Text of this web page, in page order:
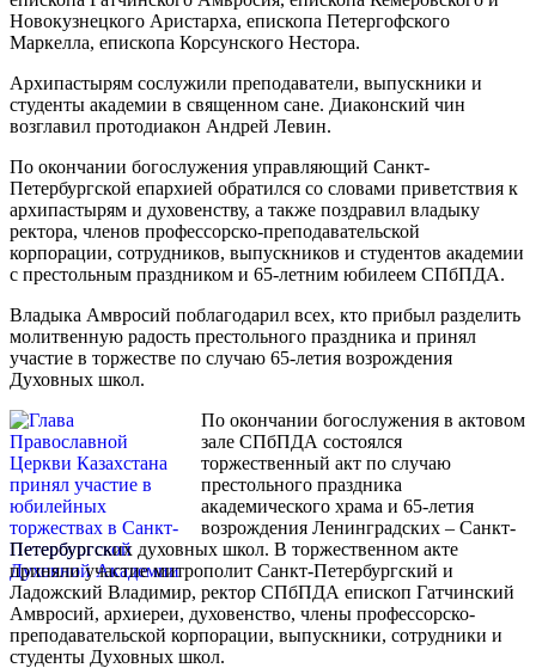
Новокузнецкого Аристарха, епископа Петергофского
Маркелла, епископа Корсунского Нестора.
Архипастырям сослужили преподаватели, выпускники и
студенты академии в священном сане. Диаконский чин
возглавил протодиакон Андрей Левин.
По окончании богослужения управляющий Санкт-
Петербургской епархией обратился со словами приветствия к
архипастырям и духовенству, а также поздравил владыку
ректора, членов профессорско-преподавательской
корпорации, сотрудников, выпускников и студентов академии
с престольным праздником и 65-летним юбилеем СПбПДА.
Владыка Амвросий поблагодарил всех, кто прибыл разделить
молитвенную радость престольного праздника и принял
участие в торжестве по случаю 65-летия возрождения
Духовных школ.
По окончании богослужения в актовом
зале СПбПДА состоялся
торжественный акт по случаю
престольного праздника
академического храма и 65-летия
возрождения Ленинградских – Санкт-
Петербургских духовных школ. В торжественном акте
приняли участие митрополит Санкт-Петербургский и
Ладожский Владимир, ректор СПбПДА епископ Гатчинский
Амвросий, архиереи, духовенство, члены профессорско-
преподавательской корпорации, выпускники, сотрудники и
студенты Духовных школ.